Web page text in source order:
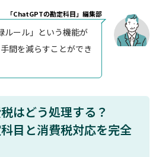
「ChatGPTの勘定科目」編集部
ルール」という機能が
間を減らすことができ
はどう処理する？
目と消費税対応を完全